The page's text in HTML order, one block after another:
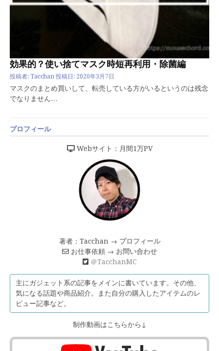
効果的？使い捨てマスク時短再利用・除菌編
投稿者: Tacchan 投稿日: 2020年3月7日
マスクのまとめ買いして、転売している方がいるというのは残念
でなりません…
プロフィール
Webサイト：月間1万PV
著者：Tacchan → プロフィール
お仕事依頼 → お問い合わせ
＠TacchanMC
主にガジェット系の記事をメインに書いています。その他、
気になる話題や商品紹介。また自分の購入したアイテムのレ
ビュー記事など。
制作動画はこちらから↓